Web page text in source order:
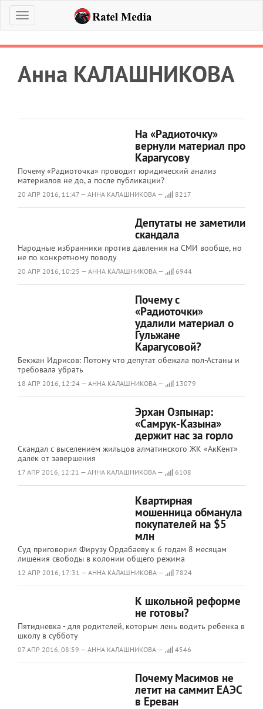
Меню
Анна КАЛАШНИКОВА
На «Радиоточку»
вернули материал про
Карагусову
Почему «Радиоточка» проводит юридический анализ
материалов не до, а после публикации?
20 АПР 2016, 11:47 — АННА КАЛАШНИКОВА — 8217
Депутаты не заметили
скандала
Народные избранники против давления на СМИ вообще, но
не по конкретному поводу
20 АПР 2016, 10:25 — АННА КАЛАШНИКОВА — 6944
Почему с
«Радиоточки»
удалили материал о
Гульжане
Карагусовой?
Бекжан Идрисов: Потому что депутат обежала пол-Астаны и
требовала убрать
18 АПР 2016, 12:24 — АННА КАЛАШНИКОВА — 13079
Эрхан Озпынар:
«Самрук-Казына»
держит нас за горло
Скандал с выселением жильцов алматинского ЖК «АкКент»
далёк от завершения
17 АПР 2016, 12:21 — АННА КАЛАШНИКОВА — 6108
Квартирная
мошенница обманула
покупателей на $5
млн
Суд приговорил Фирузу Ордабаеву к 6 годам 8 месяцам
лишения свободы в колонии общего режима
12 АПР 2016, 17:31 — АННА КАЛАШНИКОВА — 7824
К школьной реформе
не готовы?
Пятидневка - для родителей, которым лень водить ребенка в
школу в субботу
07 АПР 2016, 08:59 — АННА КАЛАШНИКОВА — 4546
Почему Масимов не
летит на саммит ЕАЭС
в Ереван